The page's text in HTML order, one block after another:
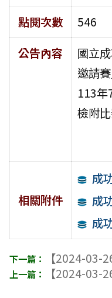
點閱次數
546
公告內容
國立
邀請
113年
檢附
相關附件
成
成
成
【2024-03-
【2024-03-